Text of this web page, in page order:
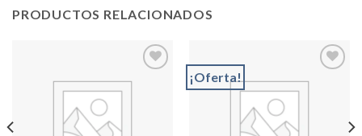
PRODUCTOS RELACIONADOS
¡Oferta!